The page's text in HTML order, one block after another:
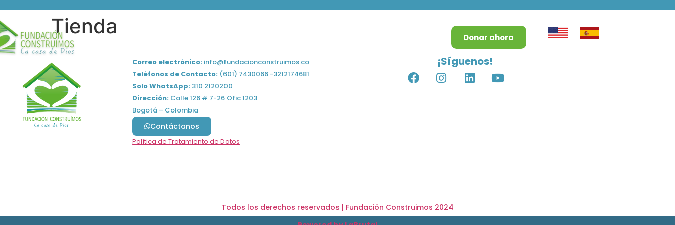
Donar ahora
Tienda
Correo electrónico: info@fundacionconstruimos.co
Teléfonos de Contacto: (601) 7430066 -3212174681
Solo WhatsApp: 310 2120200
Dirección: Calle 126 # 7-26 Ofic 1203
Bogotá – Colombia
Contáctanos
Política de Tratamiento de Datos
¡Síguenos!
Todos los derechos reservados | Fundación Construimos 2024